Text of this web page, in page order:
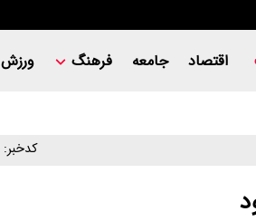
اقتصاد جامعه فرهنگ ورزش
کدخبر: ۲۷۲۶۴